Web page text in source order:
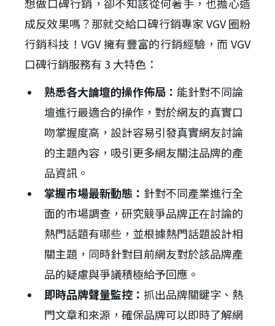
想做口碑行銷，卻不知該從何著手，也擔心造
成反效果嗎？那就交給口碑行銷專家 VGV 圈粉
行銷科技！VGV 擁有豐富的行銷經驗，而 VGV
口碑行銷服務有 3 大特色：
熟悉各大論壇的操作佈局： 能針對不同論
壇進行最適合的操作，對於網友的真實口
吻掌握度高，設計容易引發真實網友討論
的主題內容，吸引更多網友關注品牌的產
品資訊。
掌握市場最新動態： 針對不同產業進行全
面的市場調查，研究競爭品牌正在討論的
熱門話題有哪些，並根據熱門話題設計相
關主題，同時針對目前網友對於該品牌產
品的疑慮與爭議積極給予回應。
即時品牌聲量監控： 抓出品牌關鍵字、熱
門文章和來源，確保品牌可以即時了解網